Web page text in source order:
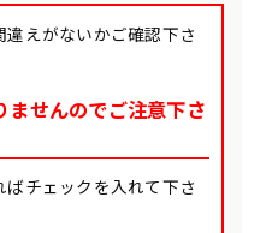
違えがないかご確認下さ
ませんのでご注意下さ
チェックを入れて下さ